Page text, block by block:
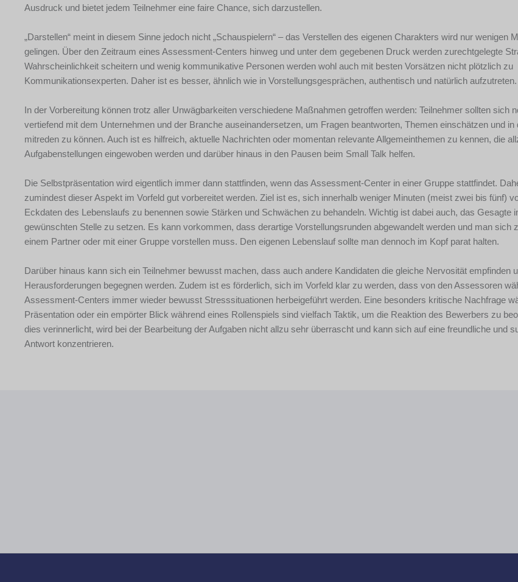
Ausdruck und bietet jedem Teilnehmer eine faire Chance, sich darzustellen.
„Darstellen“ meint in diesem Sinne jedoch nicht „Schauspielern“ – das Verstellen des eigenen Charakters wird nur wenigen
gelingen. Über den Zeitraum eines Assessment-Centers hinweg und unter dem gegebenen Druck werden zurechtgelegte
Wahrscheinlichkeit scheitern und wenig kommunikative Personen werden wohl auch mit besten Vorsätzen nicht plötzlich zu
Kommunikationsexperten. Daher ist es besser, ähnlich wie in Vorstellungsgesprächen, authentisch und natürlich aufzutreten.
In der Vorbereitung können trotz aller Unwägbarkeiten verschiedene Maßnahmen getroffen werden: Teilnehmer sollten sich
vertiefend mit dem Unternehmen und der Branche auseinandersetzen, um Fragen beantworten, Themen einschätzen und in
mitreden zu können. Auch ist es hilfreich, aktuelle Nachrichten oder momentan relevante Allgemeinthemen zu kennen, die
Aufgabenstellungen eingewoben werden und darüber hinaus in den Pausen beim Small Talk helfen.
Die Selbstpräsentation wird eigentlich immer dann stattfinden, wenn das Assessment-Center in einer Gruppe stattfindet.
zumindest dieser Aspekt im Vorfeld gut vorbereitet werden. Ziel ist es, sich innerhalb weniger Minuten (meist zwei bis fünf)
Eckdaten des Lebenslaufs zu benennen sowie Stärken und Schwächen zu behandeln. Wichtig ist dabei auch, das Gesagte
gewünschten Stelle zu setzen. Es kann vorkommen, dass derartige Vorstellungsrunden abgewandelt werden und man sich
einem Partner oder mit einer Gruppe vorstellen muss. Den eigenen Lebenslauf sollte man dennoch im Kopf parat halten.
Darüber hinaus kann sich ein Teilnehmer bewusst machen, dass auch andere Kandidaten die gleiche Nervosität empfinden
Herausforderungen begegnen werden. Zudem ist es förderlich, sich im Vorfeld klar zu werden, dass von den Assessoren
Assessment-Centers immer wieder bewusst Stresssituationen herbeigeführt werden. Eine besonders kritische Nachfrage
Präsentation oder ein empörter Blick während eines Rollenspiels sind vielfach Taktik, um die Reaktion des Bewerbers zu
dies verinnerlicht, wird bei der Bearbeitung der Aufgaben nicht allzu sehr überrascht und kann sich auf eine freundliche und
Antwort konzentrieren.